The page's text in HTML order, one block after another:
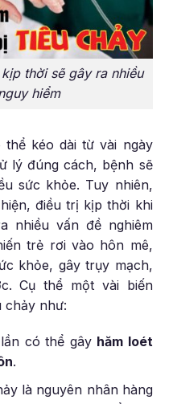
thời sẽ gây ra nhiều
hiểm
kéo dài từ vài ngày
lý đúng cách, bệnh sẽ
sức khỏe. Tuy nhiên,
điều trị kịp thời khi
nhiều vấn đề nghiêm
trẻ rơi vào hôn mê,
khỏe, gây trụy mạch,
Cụ thể một vài biến
chảy như:
có thể gây hăm loét
.
là nguyên nhân hàng